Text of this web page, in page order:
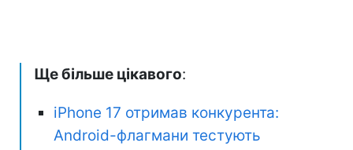
Ще більше цікавого:
iPhone 17 отримав конкурента:
Android-флагмани тестують